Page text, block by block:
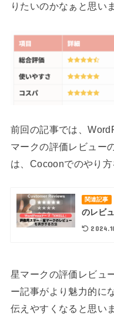
りたいのかなぁと思い
前回の記事では、
マークの評価レビュー
は、Cocoonでのやり
関連記事
のレビ
星マークの評価レビュ
ー記事がより魅力的に
伝えやすくなると思い